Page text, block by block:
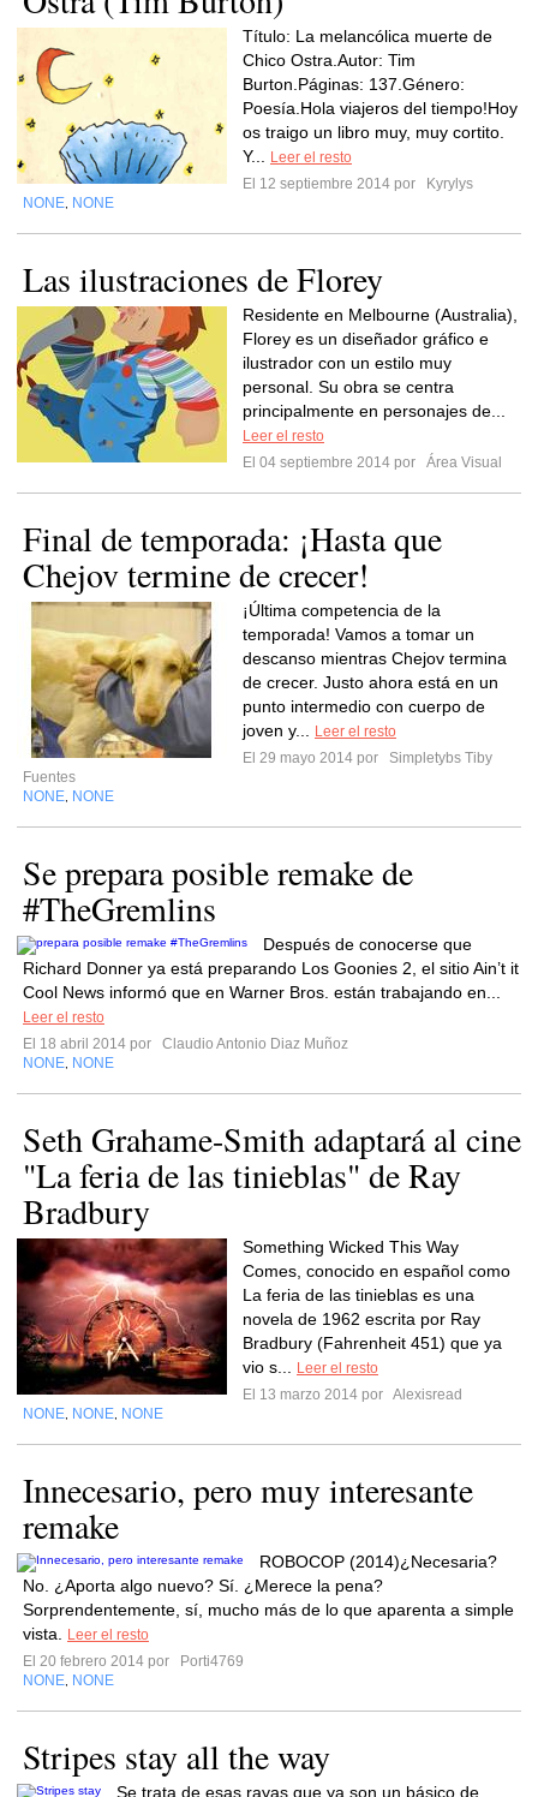
Título: La melancólica muerte de
Chico Ostra.Autor: Tim
Burton.Páginas: 137.Género:
Poesía.Hola viajeros del tiempo!Hoy
os traigo un libro muy, muy cortito.
Y...
Leer el resto
El 12 septiembre 2014 por
Kyrylys
NONE NONE
Las ilustraciones de Florey
Residente en Melbourne (Australia),
Florey es un diseñador gráfico e
ilustrador con un estilo muy
personal. Su obra se centra
principalmente en personajes de...
Leer el resto
El 04 septiembre 2014 por
Área Visual
Final de temporada: ¡Hasta que
Chejov termine de crecer!
¡Última competencia de la
temporada! Vamos a tomar un
descanso mientras Chejov termina
de crecer. Justo ahora está en un
punto intermedio con cuerpo de
joven y...
Leer el resto
El 29 mayo 2014 por
Simpletybs Tiby
Fuentes
NONE NONE
Se prepara posible remake de
#TheGremlins
Después de conocerse que
Richard Donner ya está preparando Los Goonies 2, el sitio Ain’t it
Cool News informó que en Warner Bros. están trabajando en...
Leer el resto
El 18 abril 2014 por
Claudio Antonio Diaz Muñoz
NONE NONE
Seth Grahame-Smith adaptará al cine
"La feria de las tinieblas" de Ray
Bradbury
Something Wicked This Way
Comes, conocido en español como
La feria de las tinieblas es una
novela de 1962 escrita por Ray
Bradbury (Fahrenheit 451) que ya
vio s...
Leer el resto
El 13 marzo 2014 por Alexisread
NONE NONE NONE
Innecesario, pero muy interesante
remake
ROBOCOP (2014)¿Necesaria?
No. ¿Aporta algo nuevo? Sí. ¿Merece la pena?
Sorprendentemente, sí, mucho más de lo que aparenta a simple
vista.
Leer el resto
El 20 febrero 2014 por
Porti4769
NONE NONE
Stripes stay all the way
Se trata de esas rayas que ya son un básico de